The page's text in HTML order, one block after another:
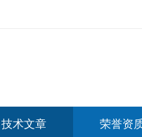
技术文章 荣誉资